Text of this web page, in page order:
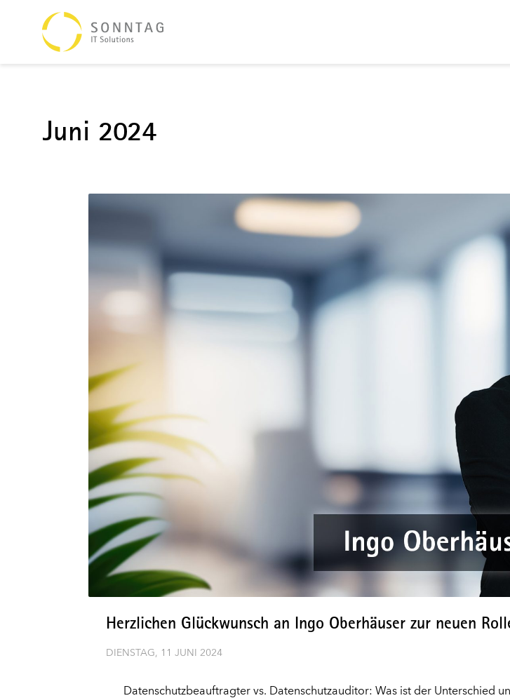
Juni 2024
Herzlichen Glückwunsch an Ingo Oberhäuser zur neuen
DIENSTAG, 11 JUNI 2024
Datenschutzbeauftragter vs. Datenschutzauditor: Was ist der Unterschied